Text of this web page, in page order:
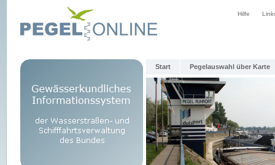
Hilfe
Start Pegelauswahl über Karte